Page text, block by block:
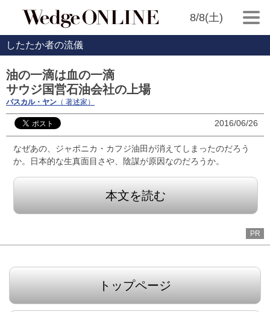
8/8(土)
したたか者の流儀
油の一滴は血の一滴
サウジ国営石油会社の上場
パスカル・ヤン （ 著述家）
2016/06/26
なぜあの、ジャポニカ・カフジ油田が消えてしまったのだろう
か。日本的な生真面目さや、陰謀が原因なのだろうか。
本文を読む
PR
トップページ